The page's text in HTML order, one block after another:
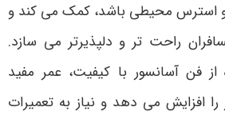
استرس محیطی باشد، کمک می کند و
راحت تر و دلپذیرتر می سازد.
از فن آسانسور با کیفیت، عمر مفید
افزایش می دهد و نیاز به تعمیرات